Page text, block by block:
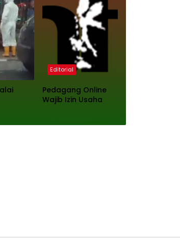
Editorial
Pedagang Online
Wajib Izin Usaha